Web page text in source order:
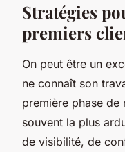
Stratégies
premiers
On peut être un
ne connaît son
première phase de
souvent la plus
de visibilité, de